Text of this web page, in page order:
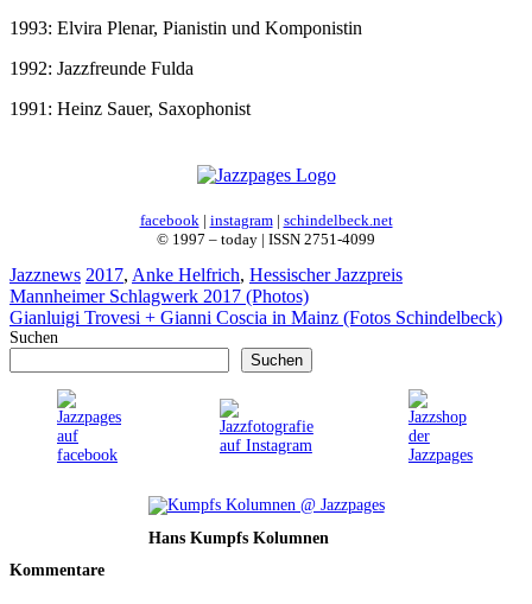
1993: Elvira Plenar, Pianistin und Komponistin
1992: Jazzfreunde Fulda
1991: Heinz Sauer, Saxophonist
facebook | instagram| schindelbeck.net
© 1997 – today | ISSN 2751-4099
Kategorien
Jazznews Schlagwörter
2017, Anke Helfrich, Hessischer Jazzpreis
Mannheimer Schlagwerk 2017 (Photos)
Gianluigi Trovesi + Gianni Coscia in Mainz (Fotos Schindelbeck)
Suchen
Suchen
Hans Kumpfs Kolumnen
Kommentare